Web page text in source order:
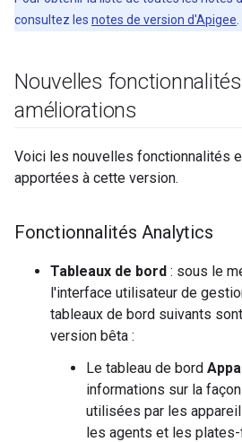
consultez les notes de version d'Apigee
Nouvelles
améliorations
Voici les nouvelles fonctionnalités
apportées à cette version.
Fonctionnalités Analytics
Tableaux de bord : sous le
l'interface utilisateur de
tableaux de bord suivants
version bêta :
Le tableau de bord
informations sur la
utilisées par les
les agents et les